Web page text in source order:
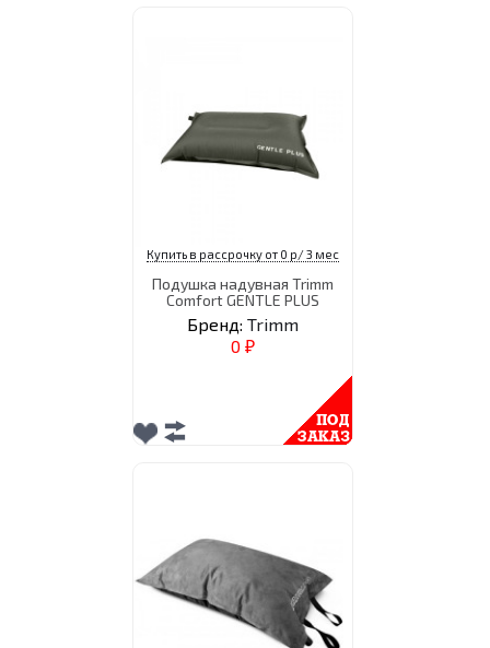
Купить в рассрочку от 0 р/ 3 мес
Подушка надувная Trimm
Comfort GENTLE PLUS
Бренд: Trimm
0 ₽